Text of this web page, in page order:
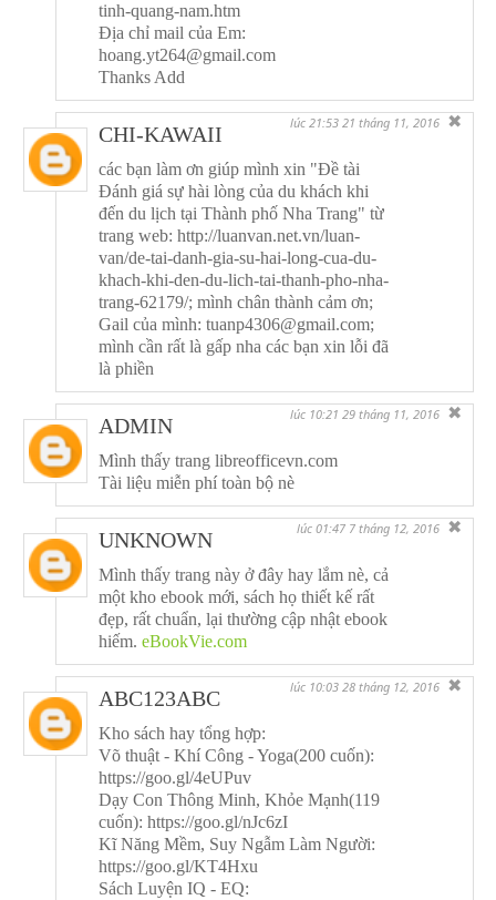
tinh-quang-nam.htm
Địa chỉ mail của Em:
hoang.yt264@gmail.com
Thanks Add
CHI-KAWAII lúc 21:53 21 tháng 11, 2016 ✖
các bạn làm ơn giúp mình xin "Đề tài
Đánh giá sự hài lòng của du khách khi
đến du lịch tại Thành phố Nha Trang" từ
trang web: http://luanvan.net.vn/luan-
van/de-tai-danh-gia-su-hai-long-cua-du-
khach-khi-den-du-lich-tai-thanh-pho-nha-
trang-62179/; mình chân thành cảm ơn;
Gail của mình: tuanp4306@gmail.com;
mình cần rất là gấp nha các bạn xin lỗi đã
là phiền
ADMIN lúc 10:21 29 tháng 11, 2016 ✖
Mình thấy trang libreofficevn.com
Tài liệu miễn phí toàn bộ nè
UNKNOWN lúc 01:47 7 tháng 12, 2016 ✖
Mình thấy trang này ở đây hay lắm nè, cả
một kho ebook mới, sách họ thiết kế rất
đẹp, rất chuẩn, lại thường cập nhật ebook
hiếm. eBookVie.com
ABC123ABC lúc 10:03 28 tháng 12, 2016 ✖
Kho sách hay tổng hợp:
Võ thuật - Khí Công - Yoga(200 cuốn):
https://goo.gl/4eUPuv
Dạy Con Thông Minh, Khỏe Mạnh(119
cuốn): https://goo.gl/nJc6zI
Kĩ Năng Mềm, Suy Ngẫm Làm Người:
https://goo.gl/KT4Hxu
Sách Luyện IQ - EQ: